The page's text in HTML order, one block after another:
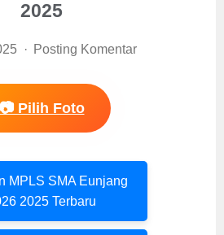
2025
Posting Komentar
📷 Pilih Foto
MPLS SMA Eunjang
2025 Terbaru